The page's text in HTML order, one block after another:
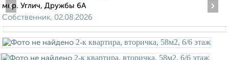
мкр. Углич, Дружбы 6А
Собственник, 02.08.2026
‹ ›